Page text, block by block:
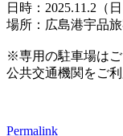
日時：2025.11.2（
場所：広島港宇品
※専用の駐車場は
公共交通機関をご
Permalink